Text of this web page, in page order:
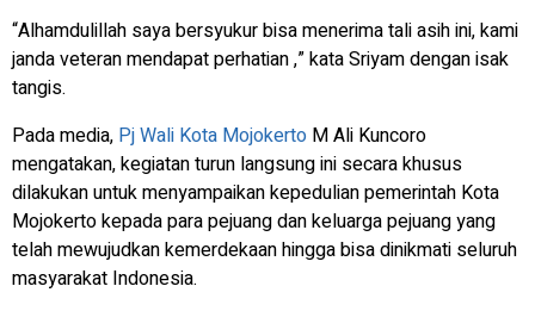
“Alhamdulillah saya bersyukur bisa menerima tali asih ini, kami
janda veteran mendapat perhatian ,” kata Sriyam dengan isak
tangis.
Pada media, Pj Wali Kota Mojokerto M Ali Kuncoro
mengatakan, kegiatan turun langsung ini secara khusus
dilakukan untuk menyampaikan kepedulian pemerintah Kota
Mojokerto kepada para pejuang dan keluarga pejuang yang
telah mewujudkan kemerdekaan hingga bisa dinikmati seluruh
masyarakat Indonesia.